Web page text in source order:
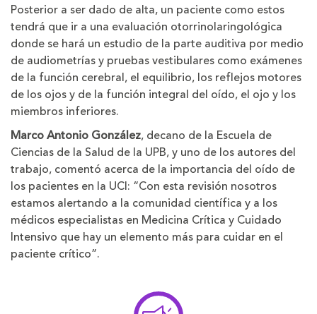
Posterior a ser dado de alta, un paciente como estos
tendrá que ir a una evaluación otorrinolaringológica
donde se hará un estudio de la parte auditiva por medio
de audiometrías y pruebas vestibulares como exámenes
de la función cerebral, el equilibrio, los reflejos motores
de los ojos y de la función integral del oído, el ojo y los
miembros inferiores.
Marco Antonio González, decano de la Escuela de
Ciencias de la Salud de la UPB, y uno de los autores del
trabajo, comentó acerca de la importancia del oído de
los pacientes en la UCI: “Con esta revisión nosotros
estamos alertando a la comunidad científica y a los
médicos especialistas en Medicina Crítica y Cuidado
Intensivo que hay un elemento más para cuidar en el
paciente crítico”.